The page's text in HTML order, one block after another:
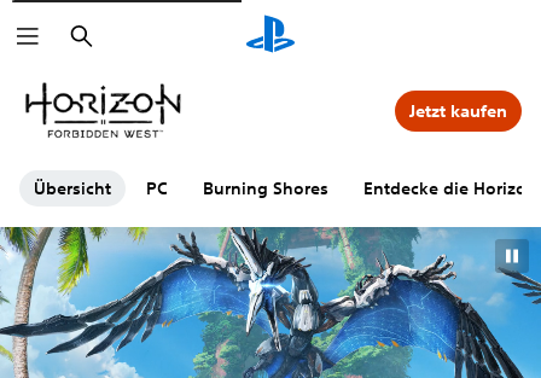
Suchen
Übersicht PC Burning Shores Entdecke die
Jetzt kaufen